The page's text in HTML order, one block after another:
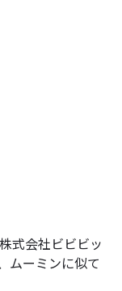
式会社ビビビッ
ムーミンに似て